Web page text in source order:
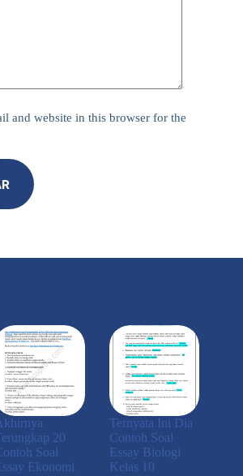
and website in this browser for the
20
Soal
Ekonomi
Ternyata Ini Dia
Contoh Soal
Essay Biologi
Kelas 10